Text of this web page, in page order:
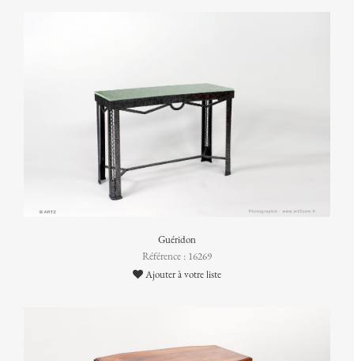
Guéridon
Référence : 16269
Ajouter à votre liste